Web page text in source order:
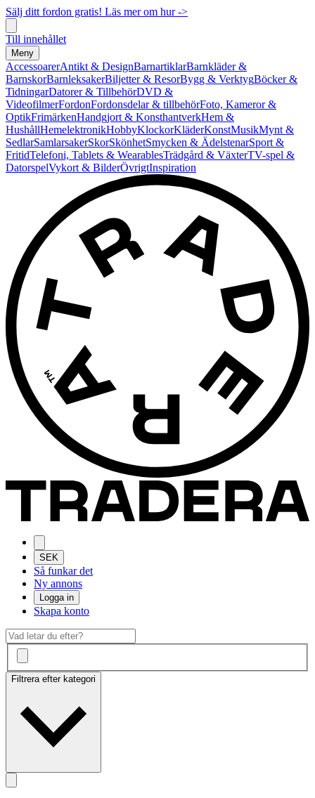
Sälj ditt fordon gratis! Läs mer om hur ->
Till innehållet
Meny
AccessoarerAntikt & DesignBarnartiklarBarnkläder &
BarnskorBarnleksakerBiljetter & ResorBygg & VerktygBöcker &
TidningarDatorer & TillbehörDVD &
VideofilmerFordonFordonsdelar & tillbehörFoto, Kameror &
OptikFrimärkenHandgjort & KonsthantverkHem &
HushållHemelektronikHobbyKlockorKläderKonstMusikMynt &
SedlarSamlarsakerSkorSkönhetSmycken & ÄdelstenarSport &
FritidTelefoni, Tablets & WearablesTrädgård & VäxterTV-spel &
DatorspelVykort & BilderÖvrigtInspiration
SEK
Så funkar det
Ny annons
Logga in
Skapa konto
Filtrera efter kategori